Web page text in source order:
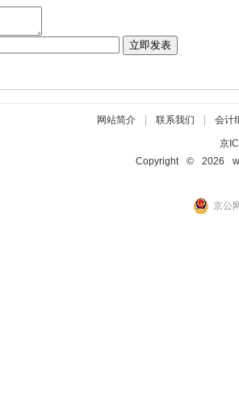
网站简介| 联系我们 会计
京
Copyright © 2026
京公